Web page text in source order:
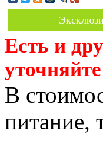
Есть и
В
питание,